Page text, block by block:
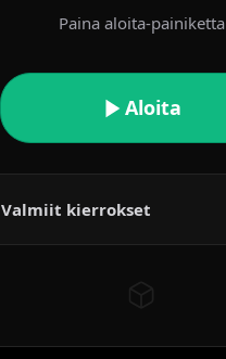
Paina aloita-painiketta
Aloita
Valmiit kierrokset